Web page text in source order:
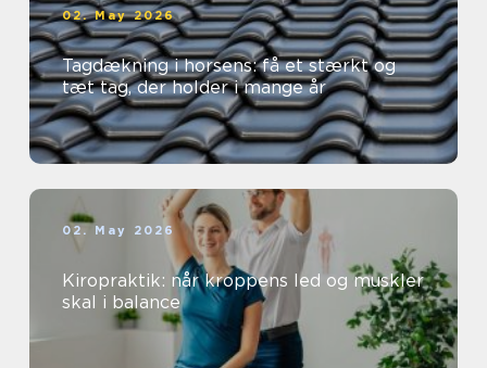
02. May 2026
Tagdækning i horsens: få et stærkt og
tæt tag, der holder i mange år
02. May 2026
Kiropraktik: når kroppens led og muskler
skal i balance